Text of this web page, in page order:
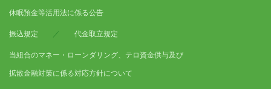
休眠預金等活用法に係る公告
振込規定 ／ 代金取立規定
当組合のマネー・ローンダリング、テロ資金供与及び
拡散金融対策に係る対応方針について